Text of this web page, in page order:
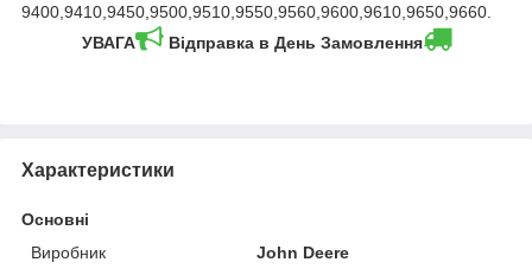
9400,9410,9450,9500,9510,9550,9560,9600,9610,9650,9660.
УВАГА
Відправка в День Замовлення
Характеристики
Основні
Виробник
John Deere